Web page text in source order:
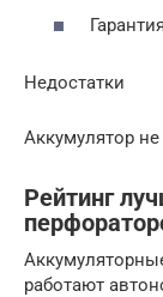
Недостатки
Аккумулятор
Рейтинг
работают